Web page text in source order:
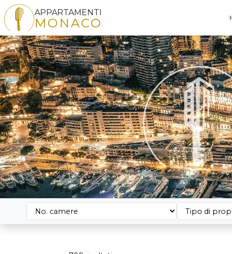
APPARTAMENTI
MONACO